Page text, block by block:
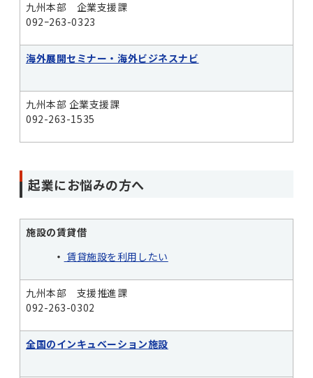
九州本部 企業支援課
092ｰ263-0323
海外展開セミナー・海外ビジネスナビ
九州本部 企業支援課
092-263-1535
起業にお悩みの方へ
施設の賃貸借
・ 賃貸施設を利用したい
九州本部 支援推進課
092-263-0302
全国のインキュベーション施設